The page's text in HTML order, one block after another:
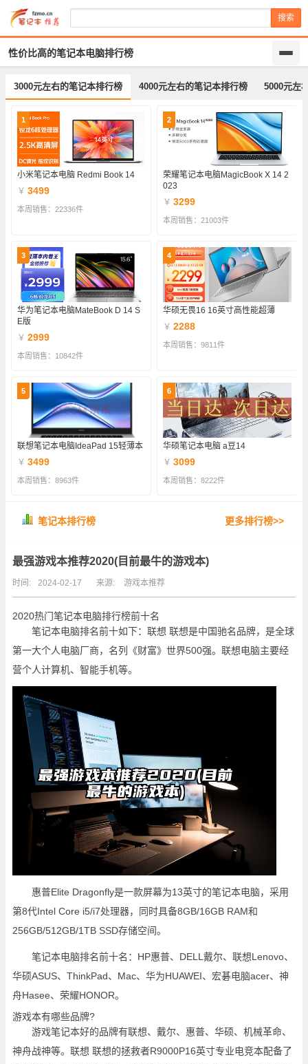
搜索
性价比高的笔记本电脑排行榜
3000元左右的笔记本排行榜 4000元左右的笔记本排行榜 5000元左
1
小米笔记本电脑 Redmi Book 14
￥ 3499
本周销售：22336件
2
荣耀笔记本电脑MagicBook X 14 2
023
￥ 3299
本周销售：21003件
3
华为笔记本电脑MateBook D 14 S
E版
￥ 2999
本周销售：10842件
4
华硕无畏16 16英寸高性能超薄
￥ 2288
本周销售：9811件
5
联想笔记本电脑IdeaPad 15轻薄本
￥ 3499
本周销售：8963件
6
华硕笔记本电脑 a豆14
￥ 3099
本周销售：8222件
笔记本排行榜 更多排行榜>>
最强游戏本推荐2020(目前最牛的游戏本)
时间: 2024-02-17 来源: 游戏本推荐
2020热门笔记本电脑排行榜前十名
笔记本电脑排名前十如下：联想 联想是中国驰名品牌，是全球
第一大个人电脑厂商，名列《财富》世界500强。联想电脑主要经
营个人计算机、智能手机等。
惠普Elite Dragonfly是一款屏幕为13英寸的笔记本电脑，采用
第8代Intel Core i5/i7处理器，同时具备8GB/16GB RAM和
256GB/512GB/1TB SSD存储空间。
笔记本电脑排名前十名：HP惠普、DELL戴尔、联想Lenovo、
华硕ASUS、ThinkPad、Mac、华为HUAWEI、宏碁电脑acer、神
舟Hasee、荣耀HONOR。
游戏本有哪些品牌?
游戏笔记本好的品牌有联想、戴尔、惠普、华硕、机械革命、
神舟战神等。联想 联想的拯救者R9000P16英寸专业电竞本配备了